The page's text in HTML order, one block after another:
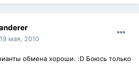
19 мая, 2010
обмена хороши. :D Боюсь только